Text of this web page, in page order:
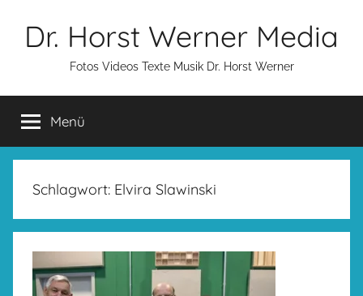
InhaltDr. Horst Werner Media
Fotos Videos Texte Musik Dr. Horst Werner
Menü
Schlagwort: Elvira Slawinski